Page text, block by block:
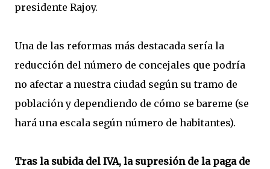
presidente Rajoy.
Una de las reformas más destacada sería la
reducción del número de concejales que podría
no afectar a nuestra ciudad según su tramo de
población y dependiendo de cómo se bareme (se
hará una escala según número de habitantes).
Tras la subida del IVA, la supresión de la paga de